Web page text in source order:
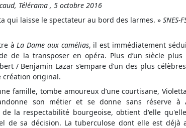
Télérama , 5 octobre 2016
qui laisse le spectateur au bord des larmes. » SNES-
àLa Dame aux camélias, il est immédiatement
de la transposer en opéra. Plus d’un siècle
/ Benjamin Lazar s’empare d’un des plus
création original.
famille, tombe amoureux d’une courtisane,
son métier et se donne sans réserve à
la respectabilité bourgeoise, obtient d'elle
de sa décision. La tuberculose dont elle est déjà